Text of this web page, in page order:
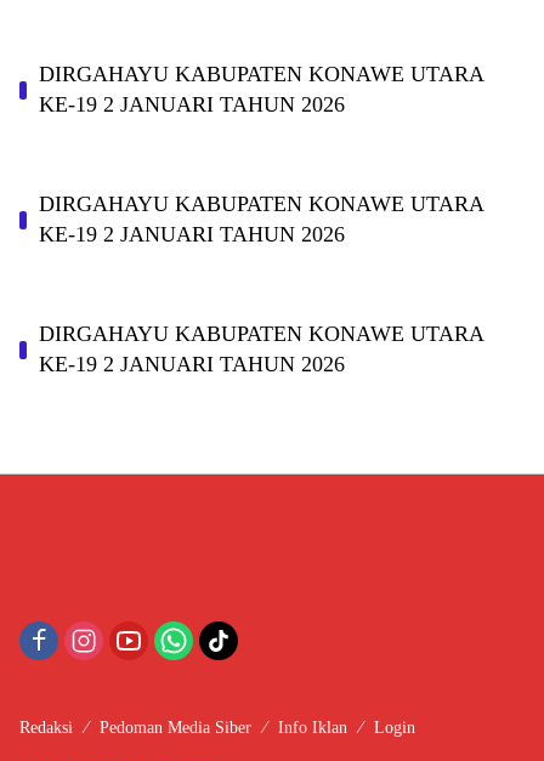
DIRGAHAYU KABUPATEN KONAWE UTARA
KE-19 2 JANUARI TAHUN 2026
DIRGAHAYU KABUPATEN KONAWE UTARA
KE-19 2 JANUARI TAHUN 2026
DIRGAHAYU KABUPATEN KONAWE UTARA
KE-19 2 JANUARI TAHUN 2026
Redaksi Pedoman Media Siber Info Iklan Login